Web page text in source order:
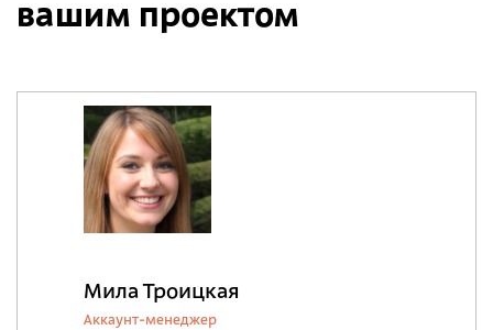
вашим проектом
Мила Троицкая
Аккаунт-менеджер